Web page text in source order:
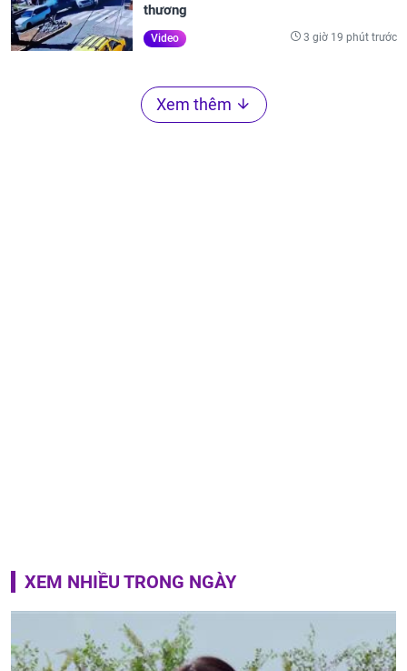
thương
Video 3 giờ 19 phút trước
Xem thêm
XEM NHIỀU TRONG NGÀY